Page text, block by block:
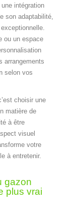
intégration
son adaptabilité,
ou un espace
arrangements
selon vos
choisir une
matière de
à être
visuel
votre
à entretenir.
gazon
plus vrai